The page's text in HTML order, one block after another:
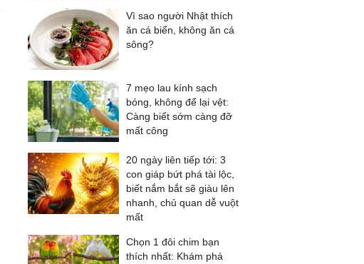
Vì sao người Nhật thích
ăn cá biển, không ăn cá
sông?
7 mẹo lau kính sạch
bóng, không để lại vệt:
Càng biết sớm càng đỡ
mất công
20 ngày liên tiếp tới: 3
con giáp bứt phá tài lộc,
biết nắm bắt sẽ giàu lên
nhanh, chủ quan dễ vuột
mất
Chọn 1 đôi chim bạn
thích nhất: Khám phá